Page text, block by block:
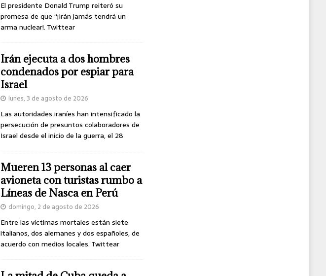
El presidente Donald Trump reiteró su
promesa de que “¡Irán jamás tendrá un
arma nuclear!. Twittear
Irán ejecuta a dos hombres
condenados por espiar para
Israel
lunes, 3 de agosto de 2026
Las autoridades iraníes han intensificado la
persecución de presuntos colaboradores de
Israel desde el inicio de la guerra, el 28
Mueren 13 personas al caer
avioneta con turistas rumbo a
Líneas de Nasca en Perú
domingo, 2 de agosto de 2026
Entre las víctimas mortales están siete
italianos, dos alemanes y dos españoles, de
acuerdo con medios locales. Twittear